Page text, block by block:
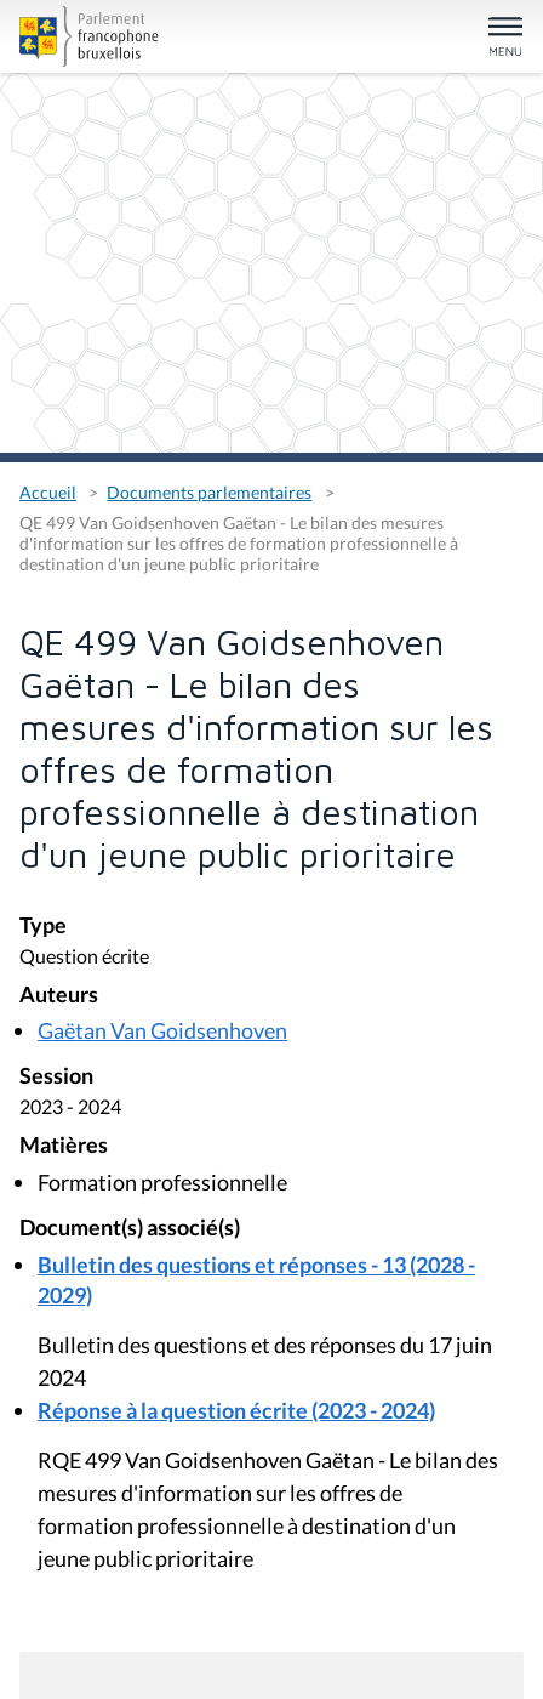
Accueil
Documents parlementaires
QE 499 Van Goidsenhoven Gaëtan - Le bilan des mesures
d'information sur les offres de formation professionnelle à
destination d'un jeune public prioritaire
QE 499 Van Goidsenhoven
Gaëtan - Le bilan des
mesures d'information sur les
offres de formation
professionnelle à destination
d'un jeune public prioritaire
Type
Question écrite
Auteurs
Gaëtan Van Goidsenhoven
Session
2023 - 2024
Matières
Formation professionnelle
Document(s) associé(s)
Bulletin des questions et réponses - 13 (2028 -
2029)
Bulletin des questions et des réponses du 17 juin
2024
Réponse à la question écrite (2023 - 2024)
RQE 499 Van Goidsenhoven Gaëtan - Le bilan des
mesures d'information sur les offres de
formation professionnelle à destination d'un
jeune public prioritaire